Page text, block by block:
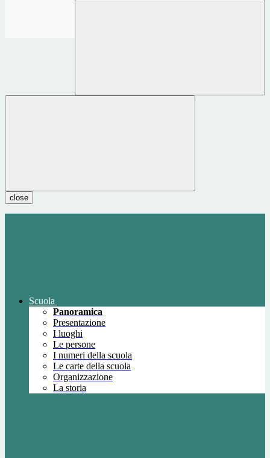
close
Scuola
Panoramica
Presentazione
I luoghi
Le persone
I numeri della scuola
Le carte della scuola
Organizzazione
La storia